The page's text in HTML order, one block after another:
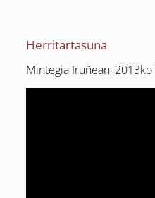
Herritartasuna
Mintegia Iruñean,